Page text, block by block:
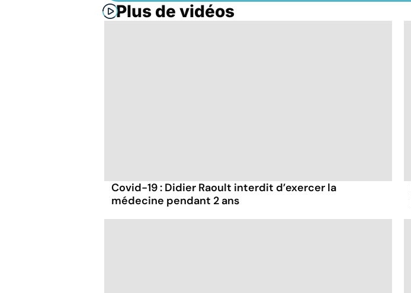
Plus de vidéos
Covid-19 : Didier Raoult interdit d’exercer la
médecine pendant 2 ans